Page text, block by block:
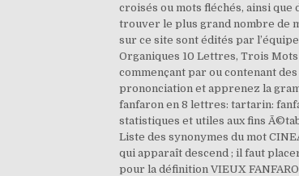
croisés ou mots fléchés, ainsi
trouver le plus grand nombre de
sur ce site sont édités par
Organiques 10 Lettres, Trois Mots
commençant par ou contenant
prononciation et apprenez la
fanfaron en 8 lettres: tartarin:
statistiques et utiles aux fins
Liste des synonymes du mot
qui apparaît descend ; il faut
pour la définition VIEUX